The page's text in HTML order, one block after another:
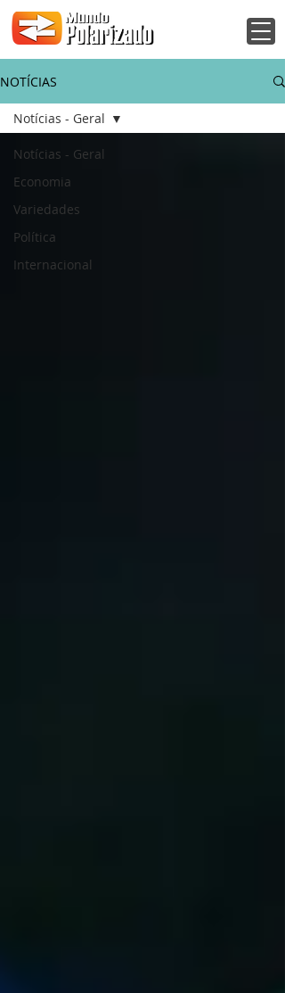
NOTÍCIAS
Notícias - Geral
Economia
Variedades
Política
Internacional
Notícias - Geral